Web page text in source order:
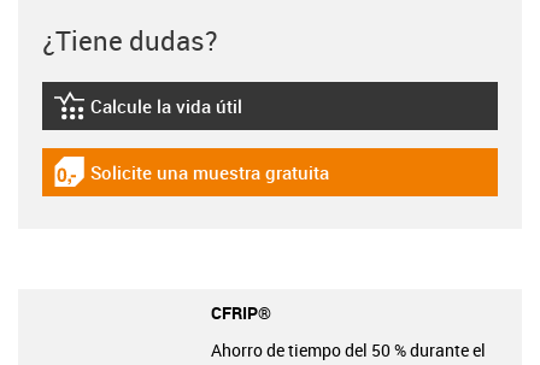
¿Tiene dudas?
igus-icon-lebensdauerrechner
Calcule la vida útil
igus-icon-gratismuster
Solicite una muestra gratuita
CFRIP®
Ahorro de tiempo del 50 % durante el